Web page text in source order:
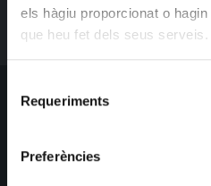
els hàgiu proporcionat o
que heu fet dels seus serveis.
Requeriments
Preferències
Obtén toda la información más
ofertas.